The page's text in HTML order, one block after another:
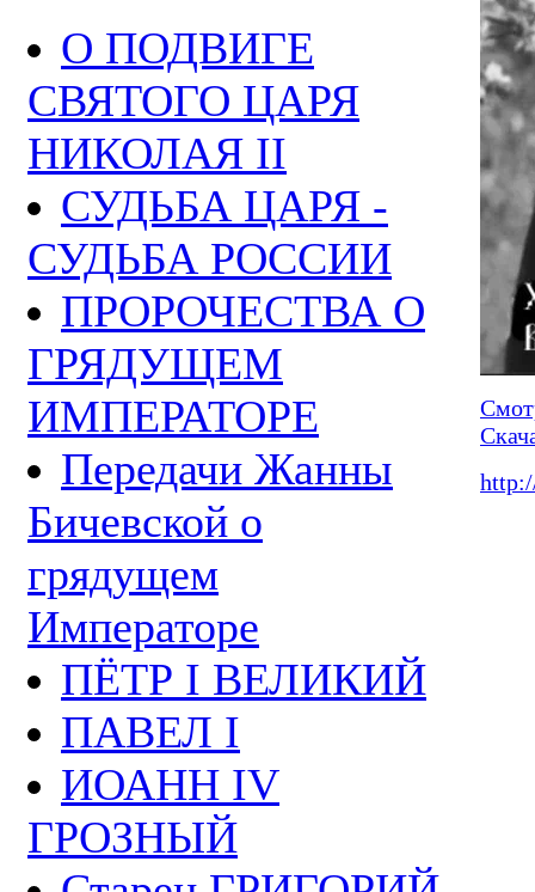
О ПОДВИГЕ
СВЯТОГО ЦАРЯ
НИКОЛАЯ II
СУДЬБА ЦАРЯ -
СУДЬБА РОССИИ
ПРОРОЧЕСТВА О
ГРЯДУЩЕМ
ИМПЕРАТОРЕ
Передачи Жанны
Бичевской о
грядущем
Императоре
ПЁТР I ВЕЛИКИЙ
ПАВЕЛ I
ИОАНН IV
ГРОЗНЫЙ